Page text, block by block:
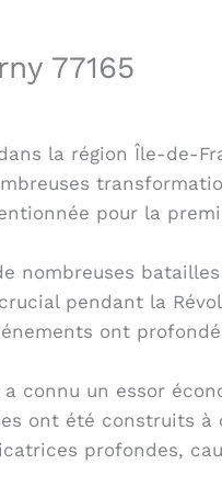
77165
la région Île-de-
pour la
nombreuses
pendant la
ont
a connu un essor
ont été construits à
profondes,